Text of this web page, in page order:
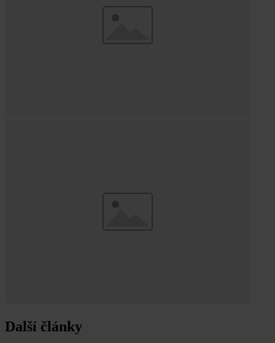
Další články